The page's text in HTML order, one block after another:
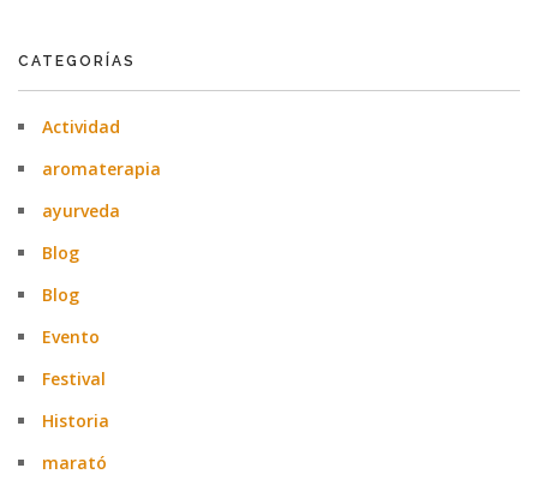
CATEGORÍAS
Actividad
aromaterapia
ayurveda
Blog
Blog
Evento
Festival
Historia
marató